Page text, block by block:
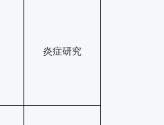
炎症研究